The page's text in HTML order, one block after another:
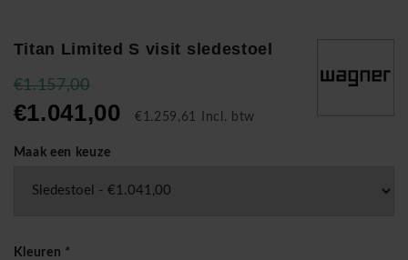
Titan Limited S visit sledestoel
€1.157,00
€1.041,00 €1.259,61 Incl. btw
Maak een keuze
Kleuren *